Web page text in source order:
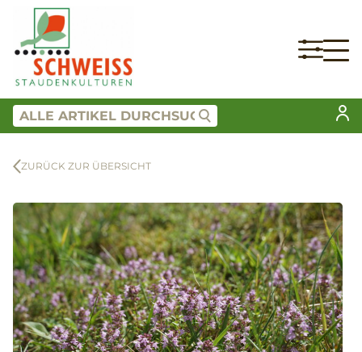
ZURÜCK ZUR ÜBERSICHT